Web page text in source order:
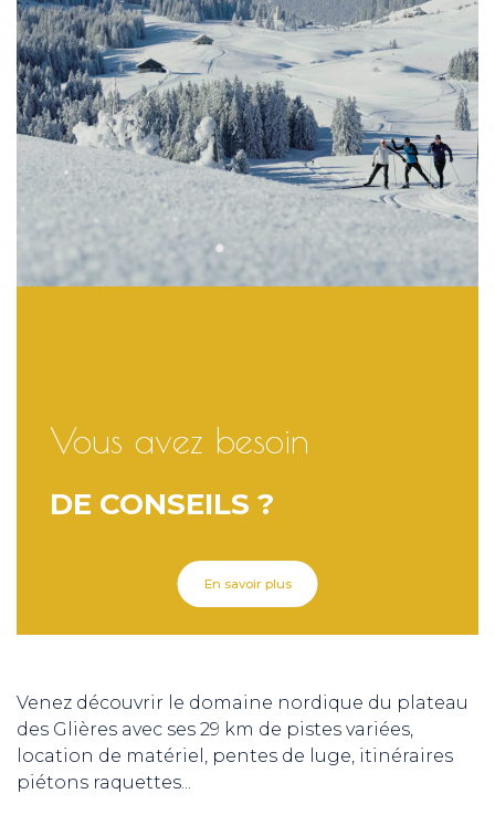
Vous avez besoin
DE CONSEILS ?
En savoir plus
Venez découvrir le domaine nordique du plateau
des Glières avec ses 29 km de pistes variées,
location de matériel, pentes de luge, itinéraires
piétons raquettes...